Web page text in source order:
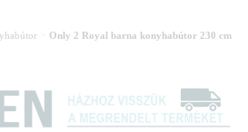
Only 2 Royal barna konyhabútor 230 cm